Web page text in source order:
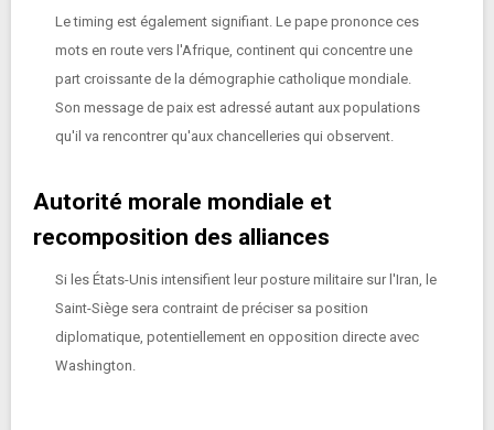
Le timing est également signifiant. Le pape prononce ces
mots en route vers l'Afrique, continent qui concentre une
part croissante de la démographie catholique mondiale.
Son message de paix est adressé autant aux populations
qu'il va rencontrer qu'aux chancelleries qui observent.
Autorité morale mondiale et
recomposition des alliances
Si les États-Unis intensifient leur posture militaire sur l'Iran, le
Saint-Siège sera contraint de préciser sa position
diplomatique, potentiellement en opposition directe avec
Washington.